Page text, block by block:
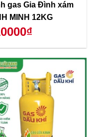
gas Gia Đình xám
MINH 12KG